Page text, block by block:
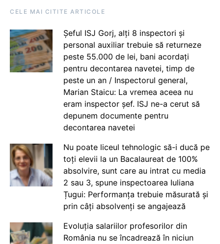
CELE MAI CITITE ARTICOLE
Șeful ISJ Gorj, alți 8 inspectori și
personal auxiliar trebuie să returneze
peste 55.000 de lei, bani acordați
pentru decontarea navetei, timp de
peste un an / Inspectorul general,
Marian Staicu: La vremea aceea nu
eram inspector șef. ISJ ne-a cerut să
depunem documente pentru
decontarea navetei
Nu poate liceul tehnologic să-i ducă pe
toți elevii la un Bacalaureat de 100%
absolvire, sunt care au intrat cu media
2 sau 3, spune inspectoarea Iuliana
Țugui: Performanța trebuie măsurată și
prin câți absolvenți se angajează
Evoluția salariilor profesorilor din
România nu se încadrează în niciun